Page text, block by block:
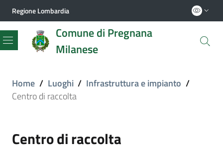
Regione Lombardia
Comune di Pregnana
Milanese
Menu
Home / Luoghi / Infrastruttura e impianto /
Centro di raccolta
Centro di raccolta